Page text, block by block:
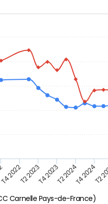
Carnelle Pays-de-France)
T4 2022T2 2023T4 2023T2 2024T4 2024T2